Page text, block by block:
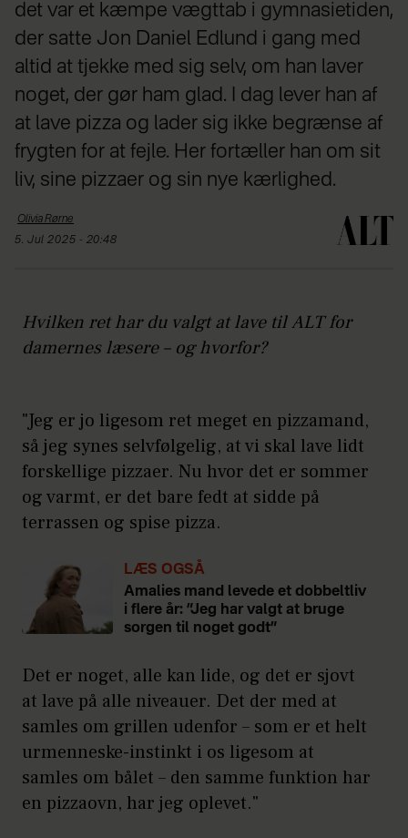
det var et kæmpe vægttab i gymnasietiden,
der satte Jon Daniel Edlund i gang med
altid at tjekke med sig selv, om han laver
noget, der gør ham glad. I dag lever han af
at lave pizza og lader sig ikke begrænse af
frygten for at fejle. Her fortæller han om sit
liv, sine pizzaer og sin nye kærlighed.
OliviaRørne
5. Jul 2025 - 20:48
Hvilken ret har du valgt at lave til ALT for
damernes læsere – og hvorfor?
"Jeg er jo ligesom ret meget en pizzamand,
så jeg synes selvfølgelig, at vi skal lave lidt
forskellige pizzaer. Nu hvor det er sommer
og varmt, er det bare fedt at sidde på
terrassen og spise pizza.
LÆS OGSÅ
Amalies mand levede et dobbeltliv
i flere år: ”Jeg har valgt at bruge
sorgen til noget godt”
Det er noget, alle kan lide, og det er sjovt
at lave på alle niveauer. Det der med at
samles om grillen udenfor – som er et helt
urmenneske-instinkt i os ligesom at
samles om bålet – den samme funktion har
en pizzaovn, har jeg oplevet."